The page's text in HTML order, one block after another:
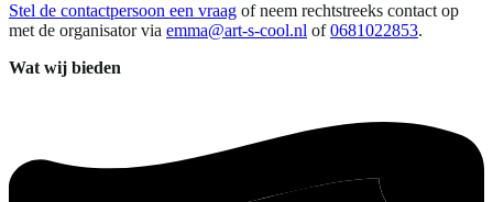
Stel de contactpersoon een vraag of neem rechtstreeks contact op
met de organisator via emma@art-s-cool.nl of 0681022853.
Wat wij bieden